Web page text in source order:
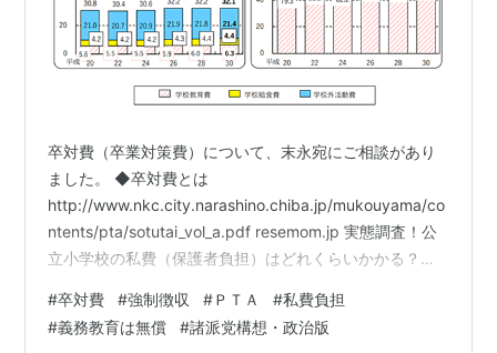
卒対費（卒業対策費）について、末永宛にご相談があり
ました。 ◆卒対費とは
http://www.nkc.city.narashino.chiba.jp/mukouyama/co
ntents/pta/sotutai_vol_a.pdf resemom.jp 実態調査！公
立小学校の私費（保護者負担）はどれくらいかかる？
り言うと、子供が学校を卒業する際にかかる費用の事で
す。 卒業記念品の購入など、「卒業対策委員」という任
#卒対費 #強制徴収 #ＰＴＡ #私費負担
#義務教育は無償 #諸派党構想・政治版